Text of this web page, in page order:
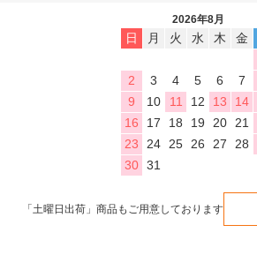
2026年8月
日 月 火 水 木 金
2
3 4 5 6 7
9
10 11 12 13 14
16
17 18 19 20 21
23
24 25 26 27 28
30 31
「土曜日出荷」商品もご用意しております